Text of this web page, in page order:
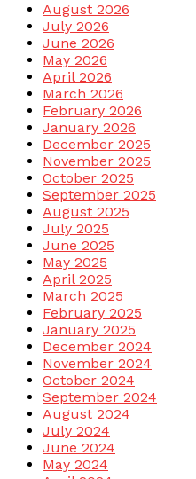
August 2026
July 2026
June 2026
May 2026
April 2026
March 2026
February 2026
January 2026
December 2025
November 2025
October 2025
September 2025
August 2025
July 2025
June 2025
May 2025
April 2025
March 2025
February 2025
January 2025
December 2024
November 2024
October 2024
September 2024
August 2024
July 2024
June 2024
May 2024